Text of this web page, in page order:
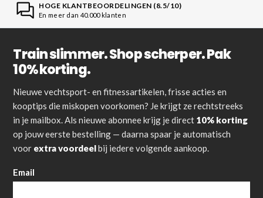
HOGE KLANTBEOORDELINGEN (8.5/10)
En meer dan 40.000 klanten
Train slimmer. Shop scherper. Pak
10% korting.
Nieuwe vechtsport- en fitnessartikelen, frisse acties en
kooptips die miskopen voorkomen? Je krijgt ze rechtstreeks
in je mailbox. Als nieuwe abonnee krijg je direct 10% korting
op jouw eerste bestelling — daarna spaar je automatisch
voor extra voordeelbij iedere volgende aankoop.
Email